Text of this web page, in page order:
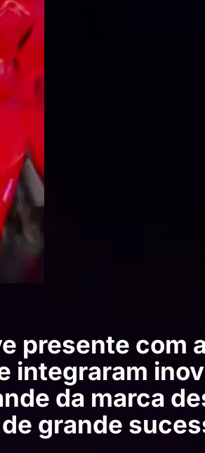
presente com
integraram
da marca
grande